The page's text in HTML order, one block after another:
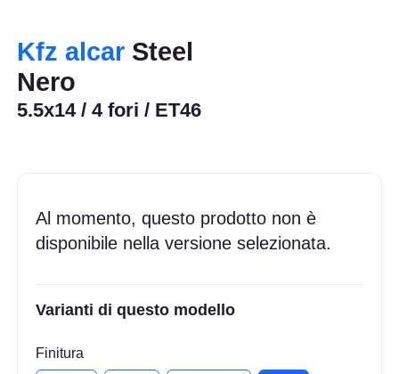
Kfz alcar Steel
Nero
5.5x14 / 4 fori / ET46
Al momento, questo prodotto non è
disponibile nella versione selezionata.
Varianti di questo modello
Finitura